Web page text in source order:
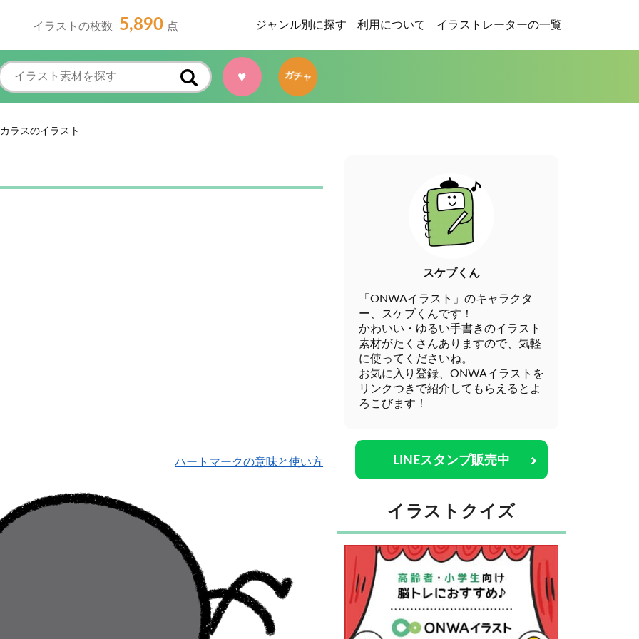
イラストの枚数 5,890 点 ジャンル別に探す 利用について イラストレーターの一覧
♥ ガチャ
ラスのイラスト
ハートマークの意味と使い方
スケブくん
「ONWAイラスト」のキャラクタ
ー、スケブくんです！
かわいい・ゆるい手書きのイラスト
素材がたくさんありますので、気軽
に使ってくださいね。
お気に入り登録、ONWAイラストを
リンクつきで紹介してもらえるとよ
ろこびます！
LINEスタンプ販売中
イラストクイズ